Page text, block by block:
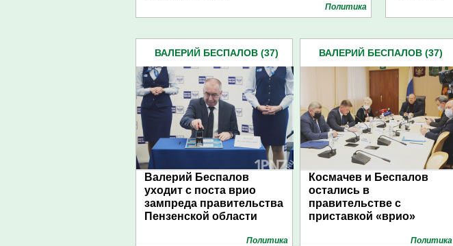
Политика
ВАЛЕРИЙ БЕСПАЛОВ (37)
Валерий Беспалов
уходит с поста врио
зампреда правительства
Пензенской области
Политика
ВАЛЕРИЙ БЕСПАЛОВ (37)
Космачев и Беспалов
остались в
правительстве с
приставкой «врио»
Политика